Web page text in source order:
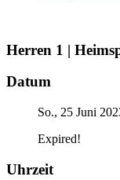
Herren 1 |
Datum
So., 25 Juni
Expired!
Uhrzeit